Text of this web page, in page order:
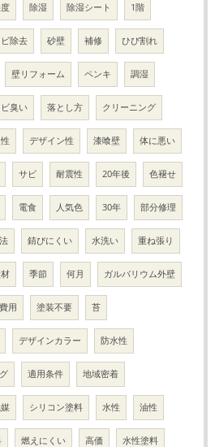
除湿 除湿シート 1階
除去 砂壁 補修 ひび割れ
壁リフォーム ペンキ 調湿
臭い 落とし方 クリーニング
デザイン性 漆喰壁 体に悪い
サビ 耐震性 20年後 色褪せ
電食 人気色 30年 部分修理
錆びにくい 水洗い 重ね張り
季節 何月 ガルバリウム外壁
用 塗装不要 苔
デザインカラー 防水性
適用条件 地域密着
シリコン塗料 水性 油性
燃えにくい 高価 水性塗料